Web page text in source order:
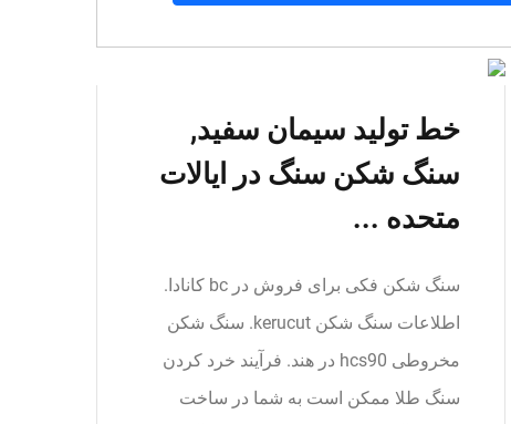
خط تولید سیمان سفید,
سنگ شکن سنگ در ایالات
متحده ...
سنگ شکن فکی برای فروش در bc کانادا.
اطلاعات سنگ شکن kerucut. سنگ شکن
مخروطی hcs90 در هند. فرآیند خرد کردن
سنگ طلا ممکن است به شما در ساخت